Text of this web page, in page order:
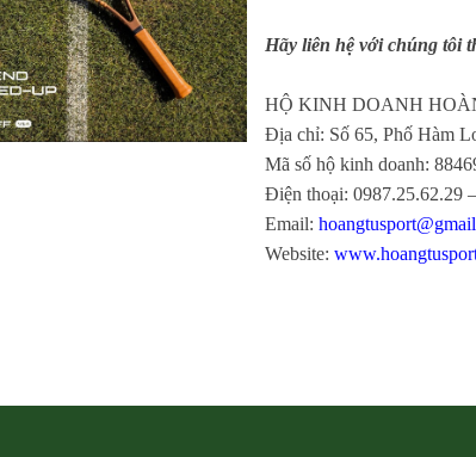
Hãy liên hệ với chúng tôi
HỘ KINH DOANH
Địa chỉ: Số 65, Phố Hàm
Mã số hộ kinh doanh:
Điện thoại: 0987.25.62.29
Email:
Website: